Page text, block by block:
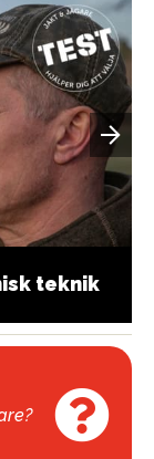
teknik